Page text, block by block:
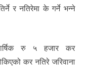
र नतिरेमा के गर्ने भन्ने
रु ५ हजार कर
कर नतिरे जरिवाना